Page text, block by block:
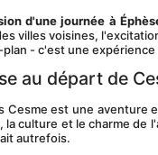
d'une journée à
villes voisines,
- c'est une expérience
au départ de
culture et le charme de
autrefois.